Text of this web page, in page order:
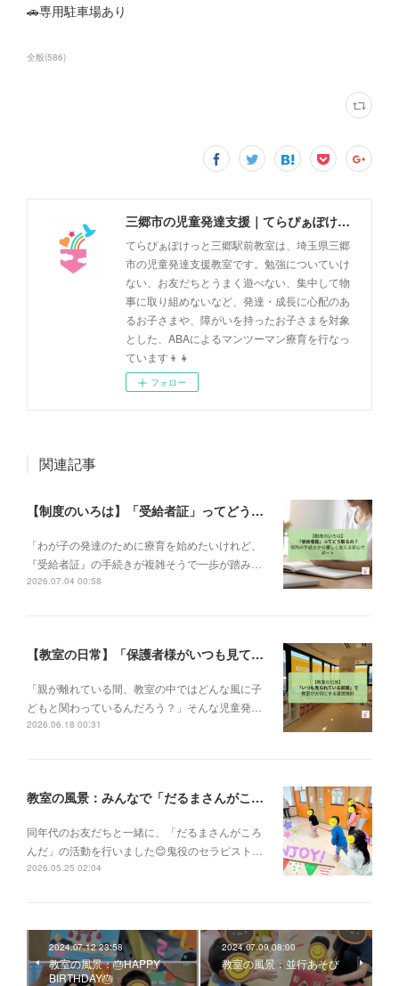
🚗専用駐車場あり
全般(586)
三郷市の児童発達支援｜てらぴぁぽけっと三郷駅前教室
てらぴぁぽけっと三郷駅前教室は、埼玉県三郷
市の児童発達支援教室です。勉強についていけ
ない、お友だちとうまく遊べない、集中して物
事に取り組めないなど、発達・成長に心配のあ
るお子さまや、障がいを持ったお子さまを対象
とした、ABAによるマンツーマン療育を行なっ
ています👦👧
フォロー
関連記事
【制度のいろは】「受給者証」ってどう取るの？申請の流れと、てらぴぁぽけっとの安心サポート✨
「わが子の発達のために療育を始めたいけれど、
『受給者証』の手続きが複雑そうで一歩が踏み…
2026.07.04 00:58
【教室の日常】「保護者様がいつも見ている前提で」。私たちが大切にする教室運営指針✨
「親が離れている間、教室の中ではどんな風に子
どもと関わっているんだろう？」そんな児童発…
2026.06.18 00:31
教室の風景：みんなで「だるまさんがころんだ」🎵
同年代のお友だちと一緒に、「だるまさんがころ
んだ」の活動を行いました😊鬼役のセラピスト…
2026.05.25 02:04
2024.07.12 23:58
教室の風景：🎂HAPPY
BIRTHDAY🎂
2024.07.09 08:00
教室の風景：並行あそび